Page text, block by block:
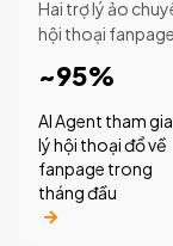
Hai trợ lý ảo
hội thoại
~95%
AI Agent tham
lý hội thoại đổ về
fanpage trong
tháng đầu